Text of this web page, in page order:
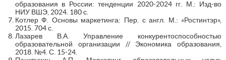
образования в России: тенденции 2020-2024 гг. М.: Изд-во
НИУ ВШЭ, 2024. 180 с.
Котлер Ф. Основы маркетинга: Пер. с англ. М.: «Ростинтэр»,
2015. 704 с.
Лазарев В.А. Управление конкурентоспособностью
образовательной организации // Экономика образования,
2018. №4. С. 15-24.